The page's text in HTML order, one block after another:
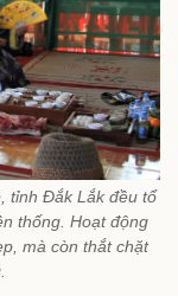
tỉnh Đắk Lắk đều tổ
thống. Hoạt động
mà còn thắt chặt